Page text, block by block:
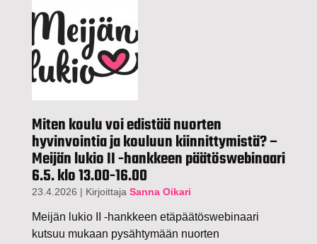
Miten koulu voi edistää nuorten
hyvinvointia ja kouluun kiinnittymistä? –
Meijän lukio II -hankkeen päätöswebinaari
6.5. klo 13.00-16.00
23.4.2026 | Kirjoittaja Sanna Oikari
Meijän lukio II -hankkeen etäpäätöswebinaari
kutsuu mukaan pysähtymään nuorten